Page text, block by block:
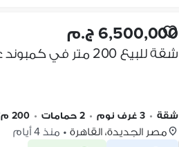
6,500,000 ج.م
شقة • 3 غرف نوم • 2 حمامات • 200 م٢
مصر الجديدة، القاهرة • منذ 4 أيام